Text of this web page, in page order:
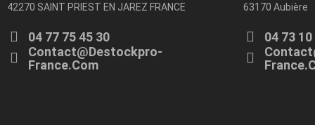
42270 SAINT PRIEST EN JAREZ FRANCE
04 77 75 45 30
Contact@destockpro-
France.com
63170 Aubière
04 73